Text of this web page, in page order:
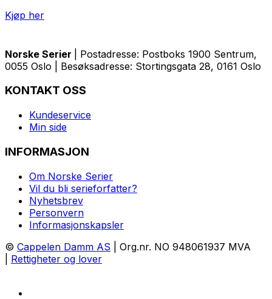
Kjøp her
Norske Serier
| Postadresse: Postboks 1900 Sentrum,
0055 Oslo | Besøksadresse: Stortingsgata 28, 0161 Oslo
KONTAKT OSS
Kundeservice
Min side
INFORMASJON
Om Norske Serier
Vil du bli serieforfatter?
Nyhetsbrev
Personvern
Informasjonskapsler
© Cappelen Damm AS | Org.nr. NO 948061937 MVA
Rettigheter og lover